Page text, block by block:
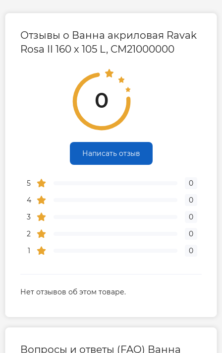
Отзывы о Ванна акриловая Ravak
Rosa II 160 х 105 L, CM21000000
0
Написать отзыв
5
0
4
0
3
0
2
0
1
0
Нет отзывов об этом товаре.
Вопросы и ответы (FAQ) Ванна